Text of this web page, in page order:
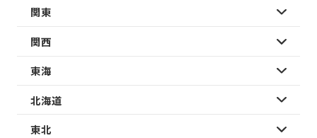
関東
関西
東海
北海道
東北